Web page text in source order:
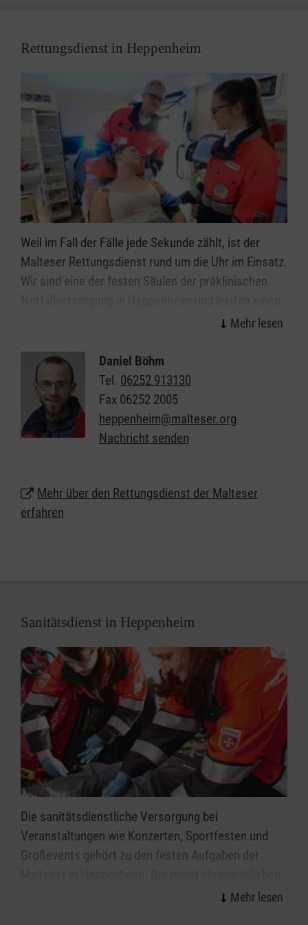
Die Organtransporte werden durch ehrenamtlich
tätige Mitglieder des Malteser Hilfsdienst e.V.
durchgeführt. Wenn Sie gerne und sicher Auto
fahren, im Umkreis von ca. 20 Minuten um
Heppenheim wohnen und sich ehrenamtlich
engagieren möchten, wenden Sie sich gerne an
unseren Ansprechpartner.
Eine bezahlte Tätigkeit im Organtransport können
wir nicht anbieten.
Rettungsdienst in Heppenheim
Weil im Fall der Fälle jede Sekunde zählt, ist der
Malteser Rettungsdienst rund um die Uhr im Einsatz.
Wir sind eine der festen Säulen der präklinischen
wichtigen Beitrag für eine optimale Versorgung von
Als einer der größten Arbeitgeber am Markt bieten
die Malteser attraktive Bedingungen für unsere
Mitarbeiterinnen und Mitarbeiter und vielfältige
Chancen für alle, die eine berufliche Perspektive im
Rettungsdienst suchen.
Daniel Böhm
Tel. 06252 913130
Fax 06252 2005
heppenheim@malteser.org
Nachricht senden
Mehr über den Rettungsdienst der Malteser
erfahren
Sanitätsdienst in Heppenheim
Die sanitätsdienstliche Versorgung bei
Veranstaltungen wie Konzerten, Sportfesten und
Großevents gehört zu den festen Aufgaben der
Mitarbeitenden des Malteser Sanitätsdiensts leisten